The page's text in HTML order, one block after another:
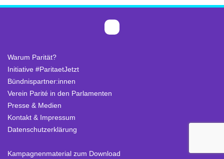
Warum Parität?
Initiative #ParitaetJetzt
Bündnispartner:innen
Verein Parité in den Parlamenten
Presse & Medien
Kontakt & Impressum
Datenschutzerklärung
Kampagnenmaterial zum Download